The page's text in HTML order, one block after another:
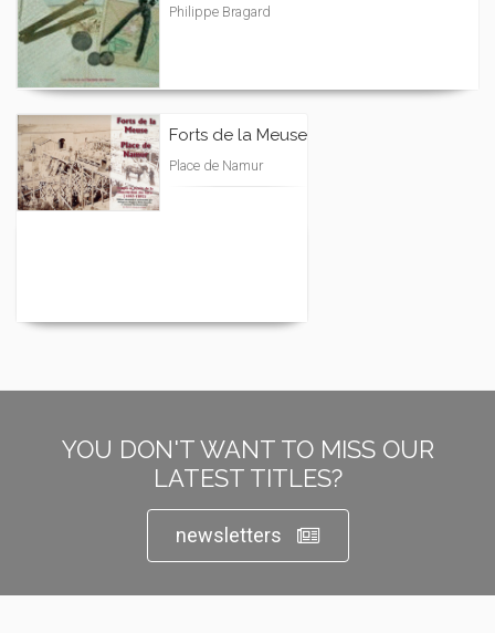
Philippe Bragard
Forts de la Meuse
Place de Namur
YOU DON'T WANT TO MISS OUR
LATEST TITLES?
newsletters